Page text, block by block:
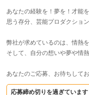
あなたの経験を！夢を！才能
思う存分、芸能プロダクショ
弊社が求めているのは、情熱
そして、自分の想いや夢や情
あなたのご応募、お待ちして
応募締め切りを過ぎています